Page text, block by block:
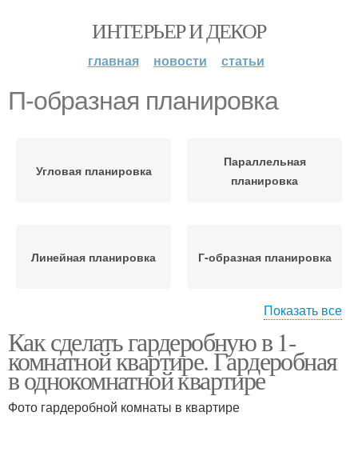
ИНТЕРЬЕР И ДЕКОР
главная новости статьи
П-образная планировка
Угловая планировка
Параллельная
планировка
Линейная планировка Г-образная планировка
Кухонная планировка
Гардеробная
планировка
Показать все
Как сделать гардеробную в 1-
комнатной квартире. Гардеробная
в однокомнатной квартире
Фото гардеробной комнаты в квартире